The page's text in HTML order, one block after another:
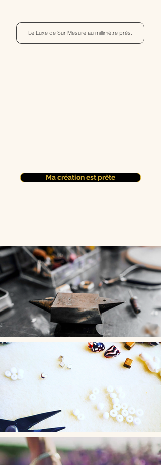
Le Luxe de Sur Mesure au millimètre près.
Ma création est prête